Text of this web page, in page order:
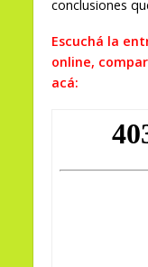
conclusiones
Escuchá la
online,
acá: